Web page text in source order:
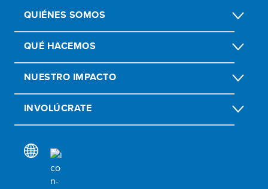
QUIÉNES SOMOS
QUÉ HACEMOS
NUESTRO IMPACTO
INVOLÚCRATE